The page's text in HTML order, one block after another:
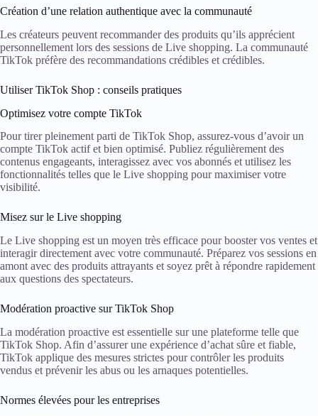
Création d’une relation authentique avec la communauté
Les créateurs peuvent recommander des produits qu’ils apprécient
personnellement lors des sessions de Live shopping. La communauté
TikTok préfère des recommandations crédibles et crédibles.
Utiliser TikTok Shop : conseils pratiques
Optimisez votre compte TikTok
Pour tirer pleinement parti de TikTok Shop, assurez-vous d’avoir un
compte TikTok actif et bien optimisé. Publiez régulièrement des
contenus engageants, interagissez avec vos abonnés et utilisez les
fonctionnalités telles que le Live shopping pour maximiser votre
visibilité.
Misez sur le Live shopping
Le Live shopping est un moyen très efficace pour booster vos ventes et
interagir directement avec votre communauté. Préparez vos sessions en
amont avec des produits attrayants et soyez prêt à répondre rapidement
aux questions des spectateurs.
Modération proactive sur TikTok Shop
La modération proactive est essentielle sur une plateforme telle que
TikTok Shop. Afin d’assurer une expérience d’achat sûre et fiable,
TikTok applique des mesures strictes pour contrôler les produits
vendus et prévenir les abus ou les arnaques potentielles.
Normes élevées pour les entreprises